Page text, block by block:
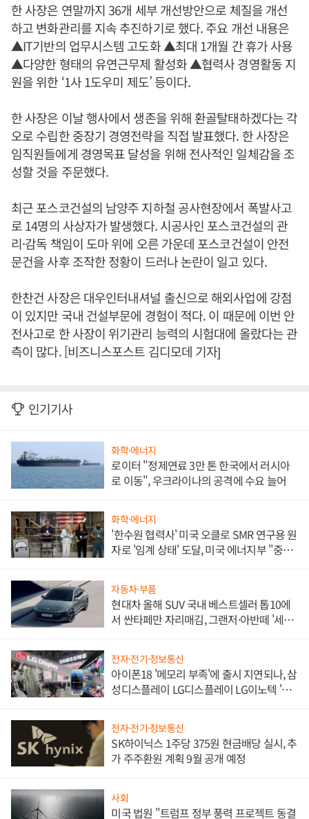
한 사장은 연말까지 36개 세부 개선방안으로 체질을 개선
하고 변화관리를 지속 추진하기로 했다. 주요 개선 내용은
▲IT기반의 업무시스템 고도화 ▲최대 1개월 간 휴가 사용
▲다양한 형태의 유연근무제 활성화 ▲협력사 경영활동 지
원을 위한 ‘1사 1도우미 제도’ 등이다.
한 사장은 이날 행사에서 생존을 위해 환골탈태하겠다는 각
오로 수립한 중장기 경영전략을 직접 발표했다. 한 사장은
임직원들에게 경영목표 달성을 위해 전사적인 일체감을 조
성할 것을 주문했다.
최근 포스코건설의 남양주 지하철 공사현장에서 폭발사고
로 14명의 사상자가 발생했다. 시공사인 포스코건설의 관
리·감독 책임이 도마 위에 오른 가운데 포스코건설이 안전
문건을 사후 조작한 정황이 드러나 논란이 일고 있다.
한찬건 사장은 대우인터내셔널 출신으로 해외사업에 강점
이 있지만 국내 건설부문에 경험이 적다. 이 때문에 이번 안
전사고로 한 사장이 위기관리 능력의 시험대에 올랐다는 관
측이 많다. [비즈니스포스트 김디모데 기자]
인기기사
화학·에너지
로이터 "정제연료 3만 톤 한국에서 러시아
로 이동", 우크라이나의 공격에 수요 늘어
화학·에너지
'한수원 협력사' 미국 오클로 SMR 연구용 원
자로 '임계 상태' 도달, 미국 에너지부 "중요
자동차·부품
현대차 올해 SUV 국내 베스트셀러 톱10에
서 싼타페만 자리매김, 그랜저·아반떼 '세단
전자·전기·정보통신
아이폰18 '메모리 부족'에 출시 지연되나, 삼
성디스플레이 LG디스플레이 LG이노텍 '탈
전자·전기·정보통신
SK하이닉스 1주당 375원 현금배당 실시, 추
가 주주환원 계획 9월 공개 예정
사회
미국 법원 "트럼프 정부 풍력 프로젝트 동결